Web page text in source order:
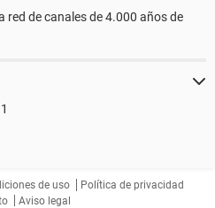
red de canales de 4.000 años de
de uso
Política de privacidad
Aviso legal